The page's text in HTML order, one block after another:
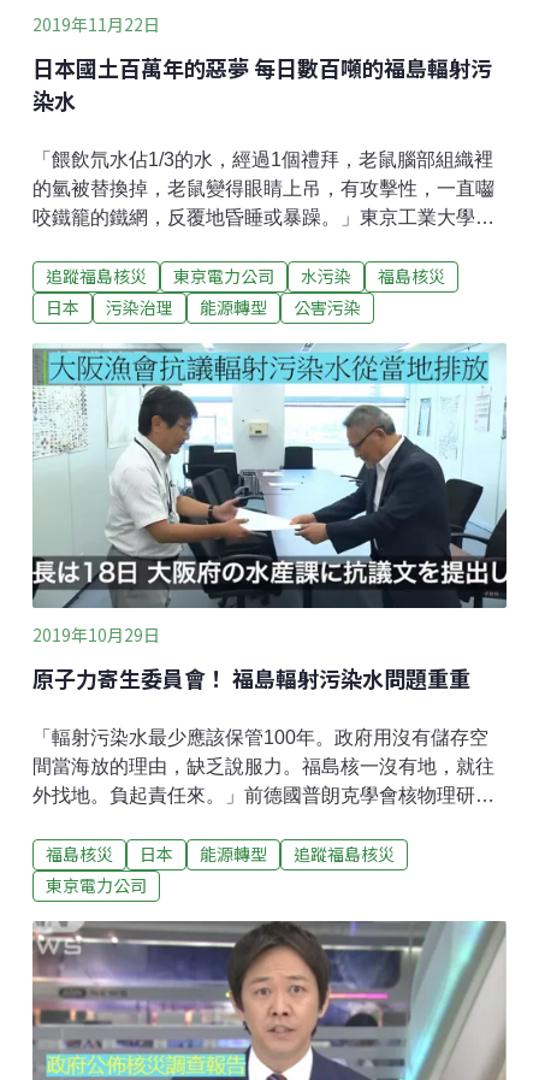
2019年11月22日
日本國土百萬年的惡夢 每日數百噸的福島輻射污
染水
「餵飲氘水佔1/3的水，經過1個禮拜，老鼠腦部組織裡
的氫被替換掉，老鼠變得眼睛上吊，有攻擊性，一直囓
咬鐵籠的鐵網，反覆地昏睡或暴躁。」東京工業大學理
驗，提醒福島氚污染水的危害。入口紀男教授是日本核
磁共振學會委員，透過上述實驗鼠的核磁共振影像（上
的變化。「左邊有點突出的是嗅腦（嗅覺發達中樞），
右下突起的部份是延髓開端。目前只有腦部明顯地浮腫
了。」
追蹤福島核災 東京電力公司 水污染
福島核災
日本
污染治理 能源轉型 公害污染
2019年10月29日
原子力寄生委員會！ 福島輻射污染水問題重重
「輻射污染水最少應該保管100年。政府用沒有儲存空
間當海放的理由，缺乏說服力。福島核一沒有地，就往
外找地。負起責任來。」前德國普朗克學會核物理研究
前日本政府環境大臣原田義昭表示，福島輻射污染水
（因為氚不易過濾除污，又稱為氚污染水）只能海放別
竟為何？長年來，都有重量級的專家學者提出警告，去
年8月底一場在東京舉辦的公聽會便是如此，概括了氚污
染水的種種問題。
福島核災 日本 能源轉型
追蹤福島核災
東京電力公司